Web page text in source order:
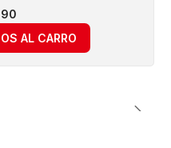
AL CARRO